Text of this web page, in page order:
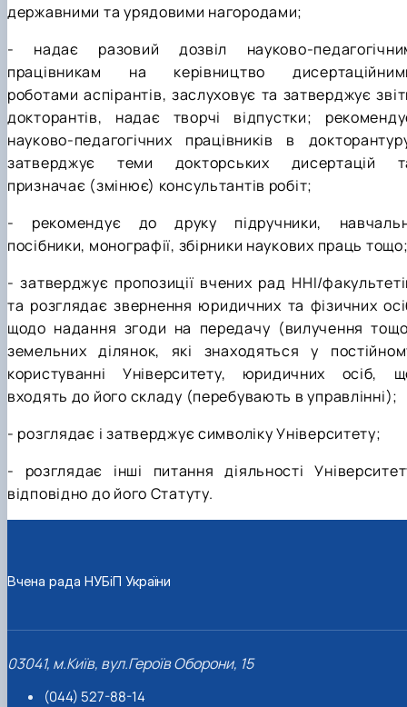
державними та урядовими нагородами;
- надає разовий дозвіл науково-
працівникам на керівництво
роботами аспірантів, заслуховує та затверджує
докторантів, надає творчі відпустки;
науково-педагогічних працівників в
затверджує теми докторських дисертацій
призначає (змінює) консультантів робіт;
- рекомендує до друку підручники,
посібники, монографії, збірники наукових праць
- затверджує пропозиції вчених рад ННІ/
та розглядає звернення юридичних та фізичних
щодо надання згоди на передачу (вилучення
земельних ділянок, які знаходяться у
користуванні Університету, юридичних осіб,
входять до його складу (перебувають в управлінні);
- розглядає і затверджує символіку Університету;
- розглядає інші питання діяльності
відповідно до його Статуту.
Вчена рада НУБіП України
03041, м.Київ, вул.Героїв Оборони, 15
(044) 527-88-14